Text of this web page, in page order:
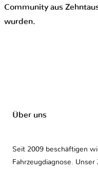
Community aus
wurden.
Über uns
Seit 2009 beschäftigen
Fahrzeugdiagnose.